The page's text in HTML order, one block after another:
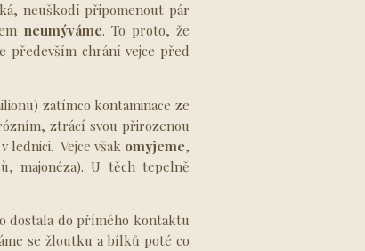
neuškodí připomenout pár
neumýváme. To proto, že
především chrání vejce před
zatímco kontaminace ze
ztrácí svou přirozenou
lednici. Vejce však omyjeme,
majonéza). U těch tepelně
dostala do přímého kontaktu
se žloutku a bílků poté co